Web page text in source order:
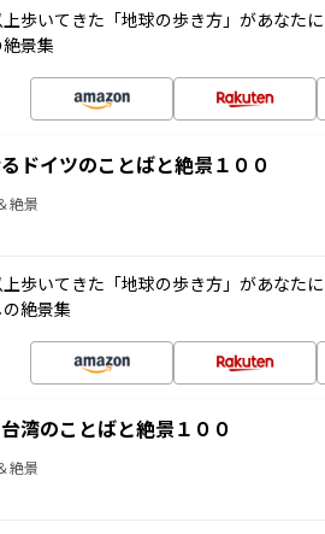
歩いてきた「地球の歩き方」があなた
景集
ドイツのことばと絶景１００
絶景
歩いてきた「地球の歩き方」があなた
絶景集
湾のことばと絶景１００
絶景